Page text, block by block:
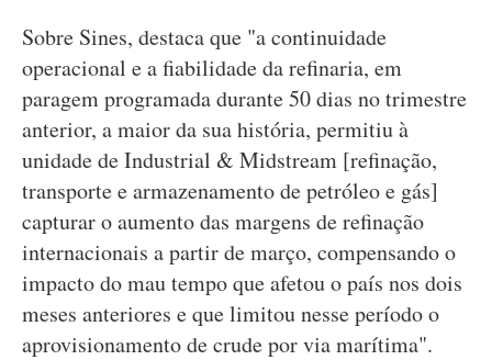
Sobre Sines, destaca que "a continuidade
operacional e a fiabilidade da refinaria, em
paragem programada durante 50 dias no trimestre
anterior, a maior da sua história, permitiu à
unidade de Industrial & Midstream [refinação,
transporte e armazenamento de petróleo e gás]
capturar o aumento das margens de refinação
internacionais a partir de março, compensando o
impacto do mau tempo que afetou o país nos dois
meses anteriores e que limitou nesse período o
aprovisionamento de crude por via marítima".